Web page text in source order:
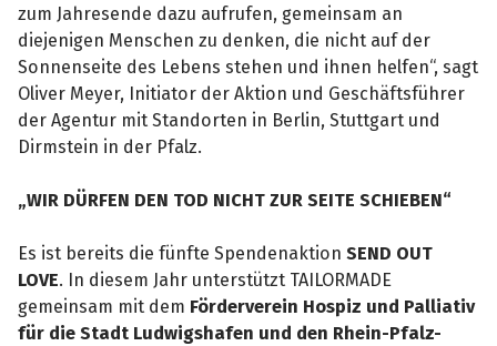
zum Jahresende dazu aufrufen, gemeinsam an
diejenigen Menschen zu denken, die nicht auf der
Sonnenseite des Lebens stehen und ihnen helfen“, sagt
Oliver Meyer, Initiator der Aktion und Geschäftsführer
der Agentur mit Standorten in Berlin, Stuttgart und
Dirmstein in der Pfalz.
„WIR DÜRFEN DEN TOD NICHT ZUR SEITE SCHIEBEN“
Es ist bereits die fünfte SpendenaktionSEND OUT
LOVE. In diesem Jahr unterstützt TAILORMADE
gemeinsam mit dem Förderverein Hospiz und Palliativ
für die Stadt Ludwigshafen und den Rhein-Pfalz-